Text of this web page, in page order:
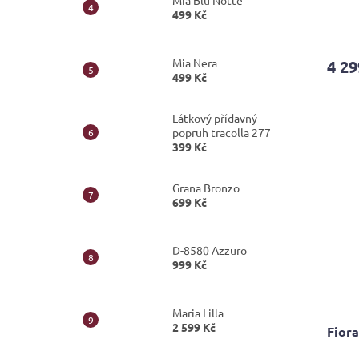
499 Kč
Mia Nera
499 Kč
Látkový přídavný
popruh tracolla 277
399 Kč
Grana Bronzo
699 Kč
D-8580 Azzuro
999 Kč
Maria Lilla
2 599 Kč
je
4